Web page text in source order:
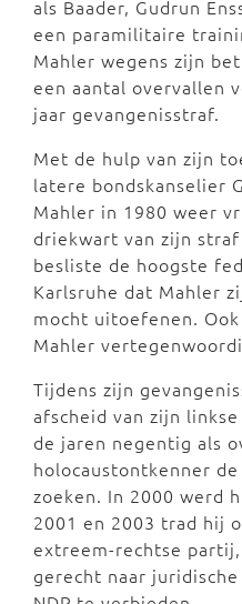
als Baader, Gudrun
een paramilitaire
Mahler wegens zijn
een aantal overvallen
jaar gevangenisstraf.
Met de hulp van zijn
latere bondskanselier
Mahler in 1980 weer
driekwart van zijn
besliste de hoogste
Karlsruhe dat Mahler
mocht uitoefenen.
Mahler
Tijdens zijn
afscheid van zijn
de jaren negentig als
holocaustontkenner
zoeken. In 2000 werd
2001 en 2003 trad hij
extreem-rechtse
gerecht naar